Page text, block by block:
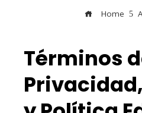
Home
Términos